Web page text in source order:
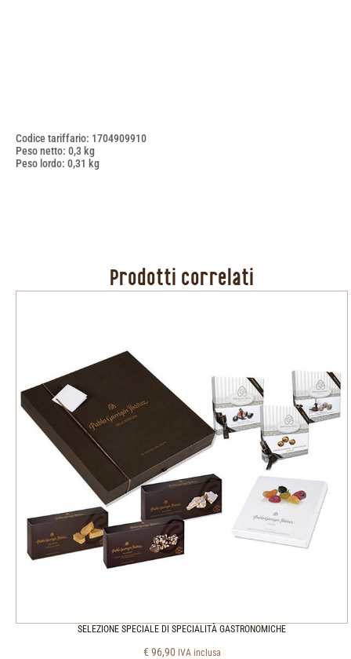
Codice tariffario: 1704909910
Peso netto: 0,3 kg
Peso lordo: 0,31 kg
Prodotti correlati
SELEZIONE SPECIALE DI SPECIALITÀ GASTRONOMICHE
€ 96,90 IVA inclusa